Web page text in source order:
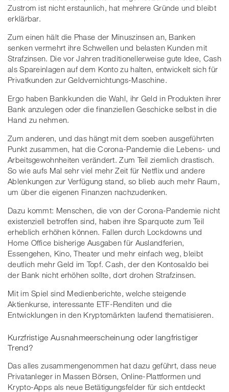
Zustrom ist nicht erstaunlich, hat mehrere Gründe und bleibt
erklärbar.
Zum einen hält die Phase der Minuszinsen an, Banken
senken vermehrt ihre Schwellen und belasten Kunden mit
Strafzinsen. Die vor Jahren traditionellerweise gute Idee, Cash
als Spareinlagen auf dem Konto zu halten, entwickelt sich für
Privatkunden zur Geldvernichtungs-Maschine.
Ergo haben Bankkunden die Wahl, ihr Geld in Produkten ihrer
Bank anzulegen oder die finanziellen Geschicke selbst in die
Hand zu nehmen.
Zum anderen, und das hängt mit dem soeben ausgeführten
Punkt zusammen, hat die Corona-Pandemie die Lebens- und
Arbeitsgewohnheiten verändert. Zum Teil ziemlich drastisch.
So wie aufs Mal sehr viel mehr Zeit für Netflix und andere
Ablenkungen zur Verfügung stand, so blieb auch mehr Raum,
um über die eigenen Finanzen nachzudenken.
Dazu kommt: Menschen, die von der Corona-Pandemie nicht
existenziell betroffen sind, haben ihre Sparquote zum Teil
erheblich erhöhen können. Fallen durch Lockdowns und
Home Office bisherige Ausgaben für Auslandferien,
Essengehen, Kino, Theater und mehr einfach weg, bleibt
deutlich mehr Geld im Topf. Cash, der den Kontosaldo bei
der Bank nicht erhöhen sollte, dort drohen Strafzinsen.
Mit im Spiel sind Medienberichte, welche steigende
Aktienkurse, interessante ETF-Renditen und die
Entwicklungen in den Kryptomärkten laufend thematisieren.
Kurzfristige Ausnahmeerscheinung oder langfristiger
Trend?
Das alles zusammengenommen hat dazu geführt, dass neue
Privatanleger in Massen Börsen, Online-Plattformen und
Krypto-Apps als neue Betätigungsfelder für sich entdeckt